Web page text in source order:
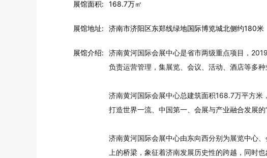
展馆面积: 168.7万㎡
展馆地址: 济南市济阳区东郑线绿地国际博览城北侧约180米
展馆介绍:
济南黄河国际会展中心是省市两级重点项目，
负责运营管理，集展览、会议、活动、酒店等多种
济南黄河国际会展中心总建筑面积168.7万平方米
打造世界一流、中国第一、会展与产业融合发展的
济南黄河国际会展中心由东向西分别为展览中心
上的桥梁，象征着济南发展历史性的跨越，同时